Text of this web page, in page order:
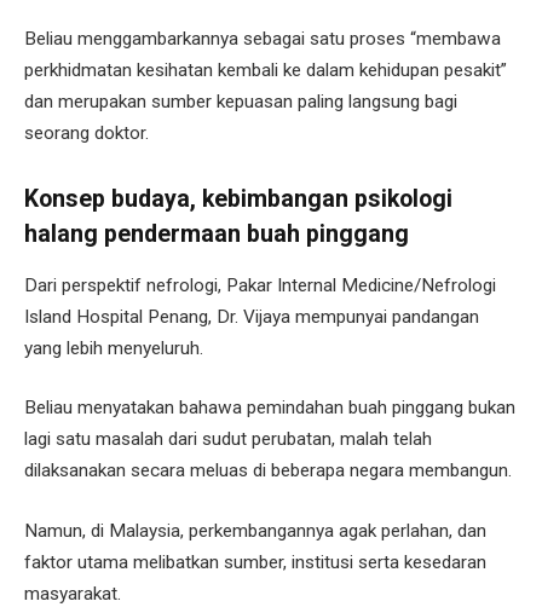
Beliau menggambarkannya sebagai satu proses “membawa
perkhidmatan kesihatan kembali ke dalam kehidupan pesakit”
dan merupakan sumber kepuasan paling langsung bagi
seorang doktor.
Konsep budaya, kebimbangan psikologi
halang pendermaan buah pinggang
Dari perspektif nefrologi, Pakar Internal Medicine/Nefrologi
Island Hospital Penang, Dr. Vijaya mempunyai pandangan
yang lebih menyeluruh.
Beliau menyatakan bahawa pemindahan buah pinggang bukan
lagi satu masalah dari sudut perubatan, malah telah
dilaksanakan secara meluas di beberapa negara membangun.
Namun, di Malaysia, perkembangannya agak perlahan, dan
faktor utama melibatkan sumber, institusi serta kesedaran
masyarakat.